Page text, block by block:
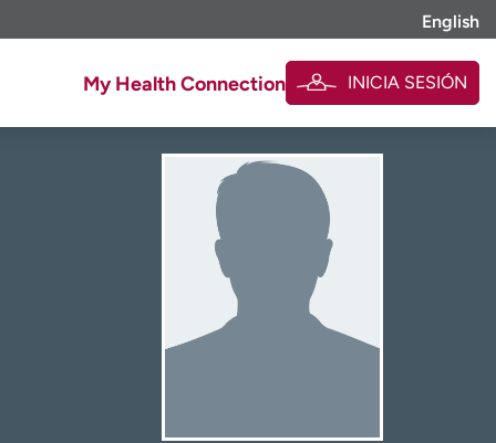
English
My Health Connection INICIA SESIÓN